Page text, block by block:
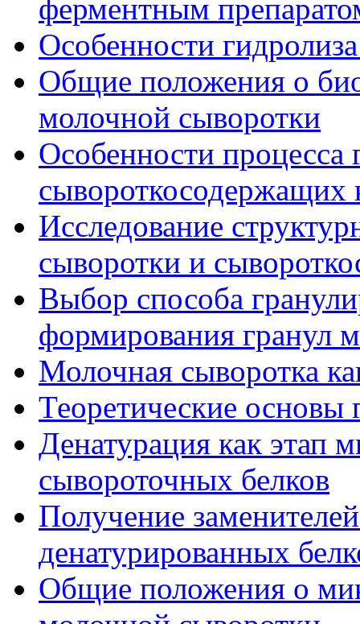
ферментным
Особенности
Общие положения о
молочной сыворотки
Особенности процесса
сывороткосодержащих
Исследование
сыворотки и
Выбор способа
формирования гранул
Молочная сыворотка
Теоретические основы
Денатурация как этап
сывороточных белков
Получение
денатурированных
Общие положения о